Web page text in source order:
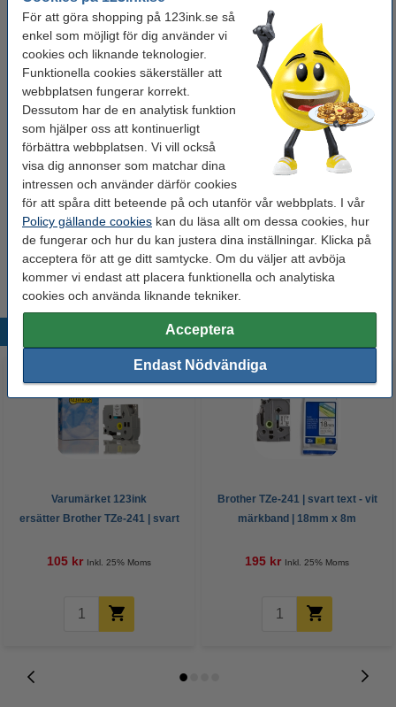
För att göra shopping på 123ink.se så
enkel som möjligt för dig använder vi
cookies och liknande teknologier.
Funktionella cookies säkerställer att
webbplatsen fungerar korrekt.
Dessutom har de en analytisk funktion
som hjälper oss att kontinuerligt
förbättra webbplatsen. Vi vill också
visa dig annonser som matchar dina
intressen och använder därför cookies
för att spåra ditt beteende på och utanför vår webbplats. I vår
Policy gällande cookies kan du läsa allt om dessa cookies, hur
de fungerar och hur du kan justera dina inställningar. Klicka på
acceptera för att ge ditt samtycke. Om du väljer att avböja
kommer vi endast att placera funktionella och analytiska
cookies och använda liknande tekniker.
Acceptera
Endast Nödvändiga
9 mm 12 mm 18 mm 24 mm 36 mm
Se specifikationerna och beskrivningen
Spara mer än45%med varumärket 123ink!
i lager
Beställ nu så skickar vi på måndag!
105 kr
Tips: Beställ multipack!
Varumärket 123ink ersätter Brother TZe-
241+TZe-641+TZe-141 | svart text -
vit/transparent/gul märkband | 18mm x 8m | 3st
250 kr
Populära produkter
Varumärket 123ink
ersätter Brother TZe-241 | svart
105 kr Inkl. 25% Moms
Brother TZe-241 | svart text - vit
märkband | 18mm x 8m
195 kr Inkl. 25% Moms